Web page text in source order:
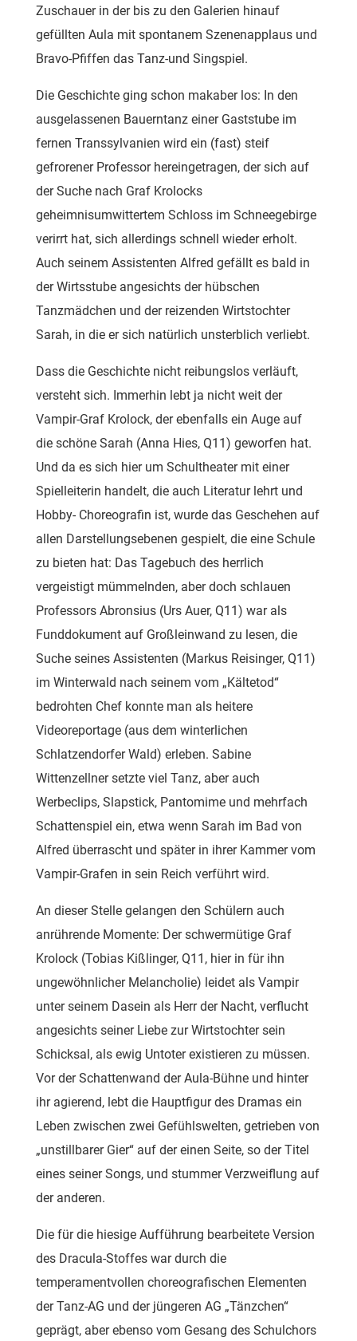
Zuschauer in der bis zu den Galerien hinauf
gefüllten Aula mit spontanem Szenenapplaus und
Bravo-Pfiffen das Tanz-und Singspiel.
Die Geschichte ging schon makaber los: In den
ausgelassenen Bauerntanz einer Gaststube im
fernen Transsylvanien wird ein (fast) steif
gefrorener Professor hereingetragen, der sich auf
der Suche nach Graf Krolocks
geheimnisumwittertem Schloss im Schneegebirge
verirrt hat, sich allerdings schnell wieder erholt.
Auch seinem Assistenten Alfred gefällt es bald in
der Wirtsstube angesichts der hübschen
Tanzmädchen und der reizenden Wirtstochter
Sarah, in die er sich natürlich unsterblich verliebt.
Dass die Geschichte nicht reibungslos verläuft,
versteht sich. Immerhin lebt ja nicht weit der
Vampir-Graf Krolock, der ebenfalls ein Auge auf
die schöne Sarah (Anna Hies, Q11) geworfen hat.
Und da es sich hier um Schultheater mit einer
Spielleiterin handelt, die auch Literatur lehrt und
Hobby- Choreografin ist, wurde das Geschehen auf
allen Darstellungsebenen gespielt, die eine Schule
zu bieten hat: Das Tagebuch des herrlich
vergeistigt mümmelnden, aber doch schlauen
Professors Abronsius (Urs Auer, Q11) war als
Funddokument auf Großleinwand zu lesen, die
Suche seines Assistenten (Markus Reisinger, Q11)
im Winterwald nach seinem vom „Kältetod“
bedrohten Chef konnte man als heitere
Videoreportage (aus dem winterlichen
Schlatzendorfer Wald) erleben. Sabine
Wittenzellner setzte viel Tanz, aber auch
Werbeclips, Slapstick, Pantomime und mehrfach
Schattenspiel ein, etwa wenn Sarah im Bad von
Alfred überrascht und später in ihrer Kammer vom
Vampir-Grafen in sein Reich verführt wird.
An dieser Stelle gelangen den Schülern auch
anrührende Momente: Der schwermütige Graf
Krolock (Tobias Kißlinger, Q11, hier in für ihn
ungewöhnlicher Melancholie) leidet als Vampir
unter seinem Dasein als Herr der Nacht, verflucht
angesichts seiner Liebe zur Wirtstochter sein
Schicksal, als ewig Untoter existieren zu müssen.
Vor der Schattenwand der Aula-Bühne und hinter
ihr agierend, lebt die Hauptfigur des Dramas ein
Leben zwischen zwei Gefühlswelten, getrieben von
„unstillbarer Gier“ auf der einen Seite, so der Titel
eines seiner Songs, und stummer Verzweiflung auf
der anderen.
Die für die hiesige Aufführung bearbeitete Version
des Dracula-Stoffes war durch die
temperamentvollen choreografischen Elementen
der Tanz-AG und der jüngeren AG „Tänzchen“
geprägt, aber ebenso vom Gesang des Schulchors